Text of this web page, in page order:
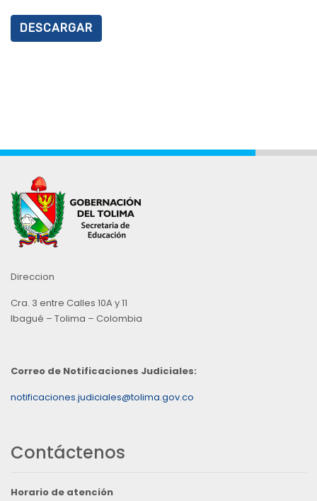
DESCARGAR
Direccion
Cra. 3 entre Calles 10A y 11
Ibagué – Tolima – Colombia
Correo de Notificaciones Judiciales:
notificaciones.judiciales@tolima.gov.co
Contáctenos
Horario de atención